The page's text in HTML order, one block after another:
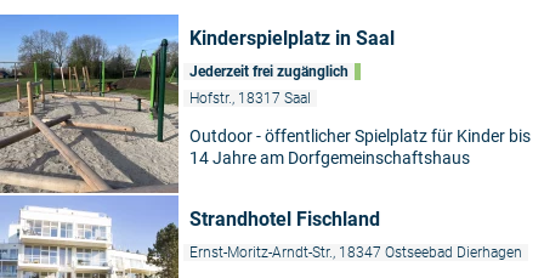
Kinderspielplatz in Saal
Jederzeit frei zugänglich
Hofstr., 18317 Saal
Outdoor - öffentlicher Spielplatz für Kinder bis
14 Jahre am Dorfgemeinschaftshaus
Strandhotel Fischland
Ernst-Moritz-Arndt-Str., 18347 Ostseebad Dierhagen